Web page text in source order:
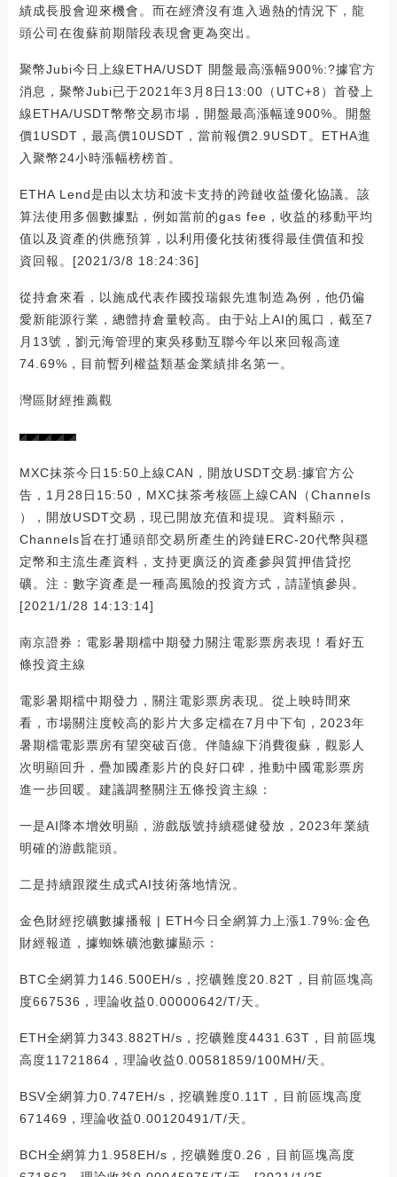
績成長股會迎來機會。而在經濟沒有進入過熱的情況下，龍
頭公司在復蘇前期階段表現會更為突出。
聚幣Jubi今日上線ETHA/USDT 開盤最高漲幅900%:?據官方
消息，聚幣Jubi已于2021年3月8日13:00（UTC+8）首發上
線ETHA/USDT幣幣交易市場，開盤最高漲幅達900%。開盤
價1USDT，最高價10USDT，當前報價2.9USDT。ETHA進
入聚幣24小時漲幅榜榜首。
ETHA Lend是由以太坊和波卡支持的跨鏈收益優化協議。該
算法使用多個數據點，例如當前的gas fee，收益的移動平均
值以及資產的供應預算，以利用優化技術獲得最佳價值和投
資回報。[2021/3/8 18:24:36]
從持倉來看，以施成代表作國投瑞銀先進制造為例，他仍偏
愛新能源行業，總體持倉量較高。由于站上AI的風口，截至7
月13號，劉元海管理的東吳移動互聯今年以來回報高達
74.69%，目前暫列權益類基金業績排名第一。
灣區財經推薦觀
MXC抹茶今日15:50上線CAN，開放USDT交易:據官方公
告，1月28日15:50，MXC抹茶考核區上線CAN（Channels
），開放USDT交易，現已開放充值和提現。資料顯示，
Channels旨在打通頭部交易所產生的跨鏈ERC-20代幣與穩
定幣和主流生產資料，支持更廣泛的資產參與質押借貸挖
礦。注：數字資產是一種高風險的投資方式，請謹慎參與。
[2021/1/28 14:13:14]
南京證券：電影暑期檔中期發力關注電影票房表現！看好五
條投資主線
電影暑期檔中期發力，關注電影票房表現。從上映時間來
看，市場關注度較高的影片大多定檔在7月中下旬，2023年
暑期檔電影票房有望突破百億。伴隨線下消費復蘇，觀影人
次明顯回升，疊加國產影片的良好口碑，推動中國電影票房
進一步回暖。建議調整關注五條投資主線：
一是AI降本增效明顯，游戲版號持續穩健發放，2023年業績
明確的游戲龍頭。
二是持續跟蹤生成式AI技術落地情況。
金色財經挖礦數據播報 | ETH今日全網算力上漲1.79%:金色
財經報道，據蜘蛛礦池數據顯示：
BTC全網算力146.500EH/s，挖礦難度20.82T，目前區塊高
度667536，理論收益0.00000642/T/天。
ETH全網算力343.882TH/s，挖礦難度4431.63T，目前區塊
高度11721864，理論收益0.00581859/100MH/天。
BSV全網算力0.747EH/s，挖礦難度0.11T，目前區塊高度
671469，理論收益0.00120491/T/天。
BCH全網算力1.958EH/s，挖礦難度0.26，目前區塊高度